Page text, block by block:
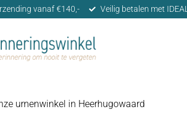
vanaf €140,- Veilig betalen met IDEAL
urnenwinkel in Heerhugowaard